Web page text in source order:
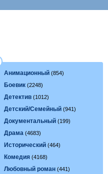
Анимационный (854)
Боевик (2248)
Детектив (1012)
Детский/Семейный (941)
Документальный (199)
Драма (4683)
Исторический (464)
Комедия (4168)
Любовный роман (441)